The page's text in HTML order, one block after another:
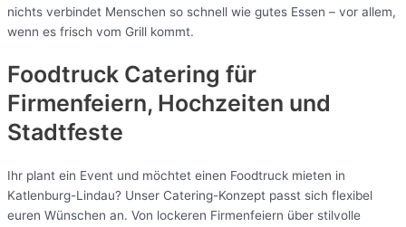
nichts verbindet Menschen so schnell wie gutes Essen – vor allem,
wenn es frisch vom Grill kommt.
Foodtruck Catering für
Firmenfeiern, Hochzeiten und
Stadtfeste
Ihr plant ein Event und möchtet einen Foodtruck mieten in
Katlenburg-Lindau? Unser Catering-Konzept passt sich flexibel
euren Wünschen an. Von lockeren Firmenfeiern über stilvolle